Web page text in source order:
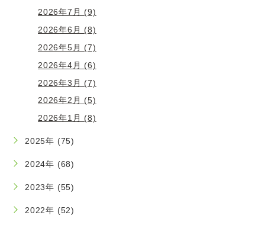
2026年7月 (9)
2026年6月 (8)
2026年5月 (7)
2026年4月 (6)
2026年3月 (7)
2026年2月 (5)
2026年1月 (8)
2025年 (75)
2024年 (68)
2023年 (55)
2022年 (52)